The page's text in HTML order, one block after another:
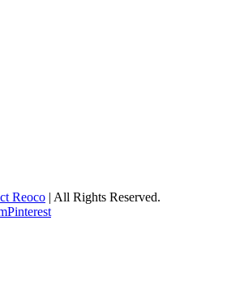
Reoco | All Rights Reserved.
Pinterest